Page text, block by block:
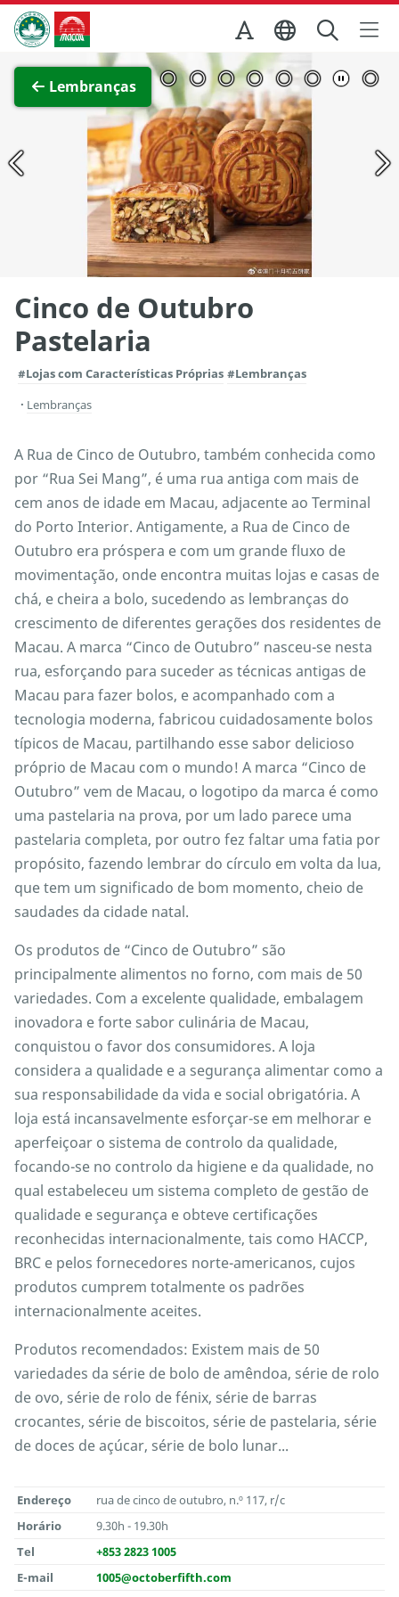
Ir para o conteúdo principal
Direcção dos Serviços de Turismo
Lembranças
Ver imagem completa
Cinco de Outubro
Pastelaria
#Lojas com Características Próprias #Lembranças
Lembranças
A Rua de Cinco de Outubro, também conhecida como
por “Rua Sei Mang”, é uma rua antiga com mais de
cem anos de idade em Macau, adjacente ao Terminal
do Porto Interior. Antigamente, a Rua de Cinco de
Outubro era próspera e com um grande fluxo de
movimentação, onde encontra muitas lojas e casas de
chá, e cheira a bolo, sucedendo as lembranças do
crescimento de diferentes gerações dos residentes de
Macau. A marca “Cinco de Outubro” nasceu-se nesta
rua, esforçando para suceder as técnicas antigas de
Macau para fazer bolos, e acompanhado com a
tecnologia moderna, fabricou cuidadosamente bolos
típicos de Macau, partilhando esse sabor delicioso
próprio de Macau com o mundo! A marca “Cinco de
Outubro” vem de Macau, o logotipo da marca é como
uma pastelaria na prova, por um lado parece uma
pastelaria completa, por outro fez faltar uma fatia por
propósito, fazendo lembrar do círculo em volta da lua,
que tem um significado de bom momento, cheio de
saudades da cidade natal.
Os produtos de “Cinco de Outubro” são
principalmente alimentos no forno, com mais de 50
variedades. Com a excelente qualidade, embalagem
inovadora e forte sabor culinária de Macau,
conquistou o favor dos consumidores. A loja
considera a qualidade e a segurança alimentar como a
sua responsabilidade da vida e social obrigatória. A
loja está incansavelmente esforçar-se em melhorar e
aperfeiçoar o sistema de controlo da qualidade,
focando-se no controlo da higiene e da qualidade, no
qual estabeleceu um sistema completo de gestão de
qualidade e segurança e obteve certificações
reconhecidas internacionalmente, tais como HACCP,
BRC e pelos fornecedores norte-americanos, cujos
produtos cumprem totalmente os padrões
internacionalmente aceites.
Produtos recomendados: Existem mais de 50
variedades da série de bolo de amêndoa, série de rolo
de ovo, série de rolo de fénix, série de barras
crocantes, série de biscoitos, série de pastelaria, série
de doces de açúcar, série de bolo lunar...
Endereço
rua de cinco de outubro, n.º 117, r/c
Horário
9.30h - 19.30h
Tel
+853 2823 1005
E-mail
1005@octoberfifth.com